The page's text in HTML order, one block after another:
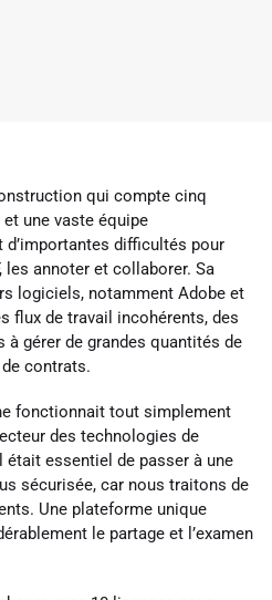
qui compte cinq
et une vaste équipe
difficultés pour
les annoter et collaborer. Sa
logiciels, notamment Adobe et
flux de travail incohérents, des
gérer de grandes quantités de
contrats.
fonctionnait tout simplement
des technologies de
était essentiel de passer à une
sécurisée, car nous traitons de
Une plateforme unique
le partage et l’examen